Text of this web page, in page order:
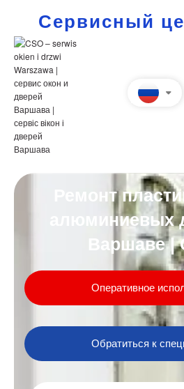
Сервисный
Ремонт
алюминиевых
Варшаве |
Оперативное
Обратиться к